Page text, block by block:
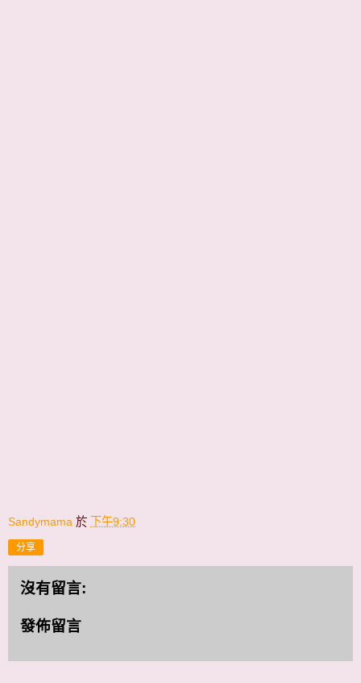
Sandymama 於 下午9:30
分享
沒有留言:
發佈留言